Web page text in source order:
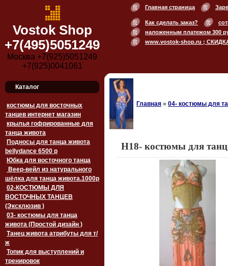
Vostok Shop
+7(495)5051249
Москва +7(925)5051249
+7(925)0041061
Главная страница
Как сделать заказ?
наложенным платежом 300
www.vostok-shop.ru ;
Каталог
костюмы для восточных
танцев интернет магазин
крылья гофрированные для
танца живота
Подносы для танца живота
bellydance 6500 p
Юбка для восточного танца
Веер-вейл из натурального
шёлка для танца живота.1000p
02-КОСТЮМЫ ДЛЯ
ВОСТОЧНЫХ ТАНЦЕВ
(Эксклюзив )
03- костюмы для танца
живота (Простой дизайн )
Танец живота атрибуты для т/
ж
Топик для выступлений и
тренировок
Главная » 04- костюмы для
H18- костюмы для